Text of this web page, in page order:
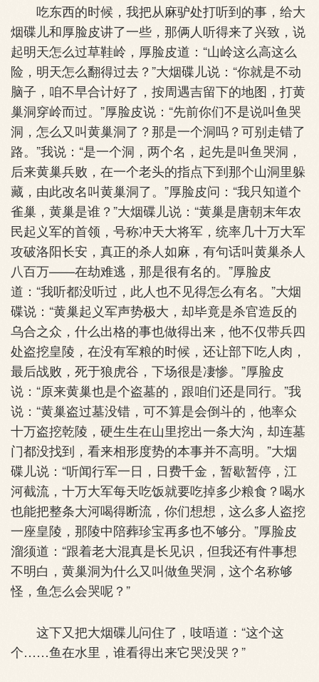
吃东西的时候，我把从麻驴处打听到的事，给大
烟碟儿和厚脸皮讲了一些，那俩人听得来了兴致，说
起明天怎么过草鞋岭，厚脸皮道：“山岭这么高这么
险，明天怎么翻得过去？”大烟碟儿说：“你就是不动
脑子，咱不早合计好了，按周遇吉留下的地图，打黄
巢洞穿岭而过。”厚脸皮说：“先前你们不是说叫鱼哭
洞，怎么又叫黄巢洞了？那是一个洞吗？可别走错了
路。”我说：“是一个洞，两个名，起先是叫鱼哭洞，
后来黄巢兵败，在一个老头的指点下到那个山洞里躲
藏，由此改名叫黄巢洞了。”厚脸皮问：“我只知道个
雀巢，黄巢是谁？”大烟碟儿说：“黄巢是唐朝末年农
民起义军的首领，号称冲天大将军，统率几十万大军
攻破洛阳长安，真正的杀人如麻，有句话叫黄巢杀人
八百万——在劫难逃，那是很有名的。”厚脸皮
道：“我听都没听过，此人也不见得怎么有名。”大烟
碟说：“黄巢起义军声势极大，却毕竟是杀官造反的
乌合之众，什么出格的事也做得出来，他不仅带兵四
处盗挖皇陵，在没有军粮的时候，还让部下吃人肉，
最后战败，死于狼虎谷，下场很是凄惨。”厚脸皮
说：“原来黄巢也是个盗墓的，跟咱们还是同行。”我
说：“黄巢盗过墓没错，可不算是会倒斗的，他率众
十万盗挖乾陵，硬生生在山里挖出一条大沟，却连墓
门都没找到，看来相形度势的本事并不高明。”大烟
碟儿说：“听闻行军一日，日费千金，暂歇暂停，江
河截流，十万大军每天吃饭就要吃掉多少粮食？喝水
也能把整条大河喝得断流，你们想想，这么多人盗挖
一座皇陵，那陵中陪葬珍宝再多也不够分。”厚脸皮
溜须道：“跟着老大混真是长见识，但我还有件事想
不明白，黄巢洞为什么又叫做鱼哭洞，这个名称够
怪，鱼怎么会哭呢？”
这下又把大烟碟儿问住了，吱唔道：“这个这
个……鱼在水里，谁看得出来它哭没哭？”